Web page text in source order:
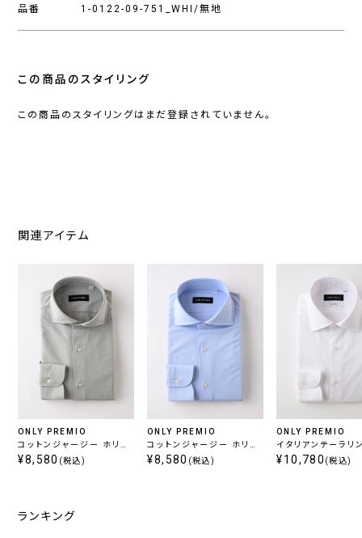
品番 1-0122-09-751_WHI/無地
この商品のスタイリング
この商品のスタイリングはまだ登録されていません。
関連アイテム
ONLY PREMIO
コットンジャージー ホリゾ
ンタル
¥8,580 (税込)
ONLY PREMIO
コットンジャージー ホリゾ
ンタル
¥8,580 (税込)
ONLY PREMIO
イタリアンテーラリ
ンアイロン / ツイル
¥10,780 (税込)
ランキング